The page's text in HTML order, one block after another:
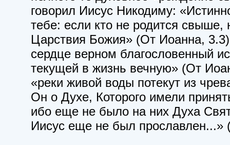
говорил Иисус Никодиму:
тебе: если кто не родится свыше,
Царствия Божия» (От Иоанна,
сердце верном благословенный
текущей в жизнь вечную» (От
«реки живой воды потекут из
Он о Духе, Которого имели
ибо еще не было на них Духа
Иисус еще не был прославлен...»